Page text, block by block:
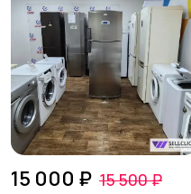
15 000 ₽ 15 500 ₽